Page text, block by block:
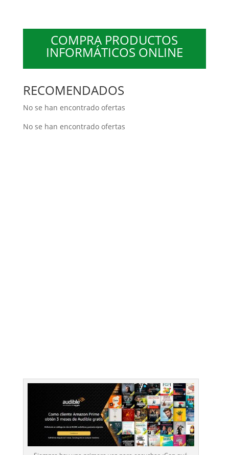
COMPRA PRODUCTOS
INFORMÁTICOS ONLINE
RECOMENDADOS
No se han encontrado ofertas
No se han encontrado ofertas